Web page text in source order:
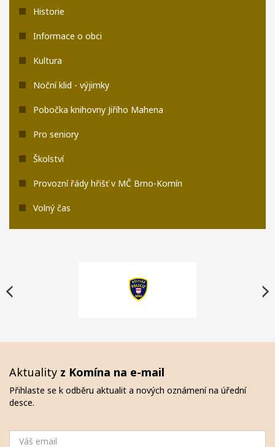
Historie
Informace o obci
Kultura
Noční klid - výjimky
Pobočka knihovny Jiřího Mahena
Pro seniory
Školství
Provozní řády hřišť v MČ Brno-Komín
Volný čas
Aktuality z Komína na e-mail
Přihlaste se k odběru aktualit a nových oznámení na úřední
desce.